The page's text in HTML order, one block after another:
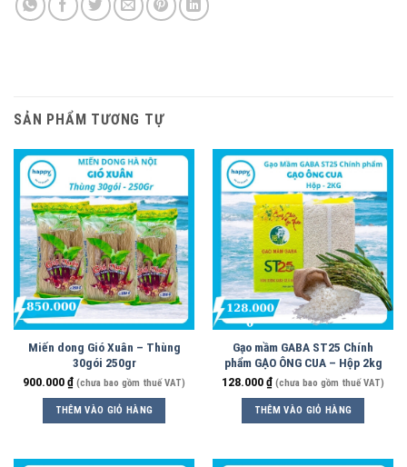
SẢN PHẨM TƯƠNG TỰ
Miến dong Gió Xuân – Thùng
30gói 250gr
900.000₫ (chưa bao gồm thuế VAT)
THÊM VÀO GIỎ HÀNG
Gạo mầm GABA ST25 Chính
phẩm GẠO ÔNG CUA – Hộp 2kg
128.000₫ (chưa bao gồm thuế VAT)
THÊM VÀO GIỎ HÀNG